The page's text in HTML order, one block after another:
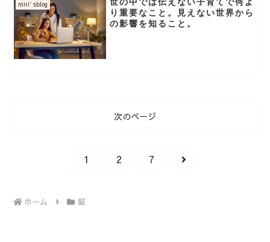
miri′sblog
り重要なこと。見えない世界から
の影響を知ること。
次のページ
1 2 7
次
ホーム 証